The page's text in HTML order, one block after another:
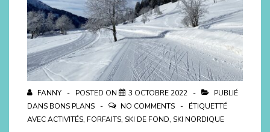
FANNY POSTED ON 3 OCTOBRE 2022
PUBLIÉ
DANS BONS PLANS NO COMMENTS
ÉTIQUETTÉ
AVECACTIVITÉS, FORFAITS, SKI DE FOND, SKI NORDIQUE